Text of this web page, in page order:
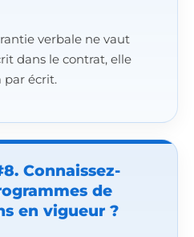
verbale ne vaut
dans le contrat, elle
par écrit.
Connaissez-
de
en vigueur ?